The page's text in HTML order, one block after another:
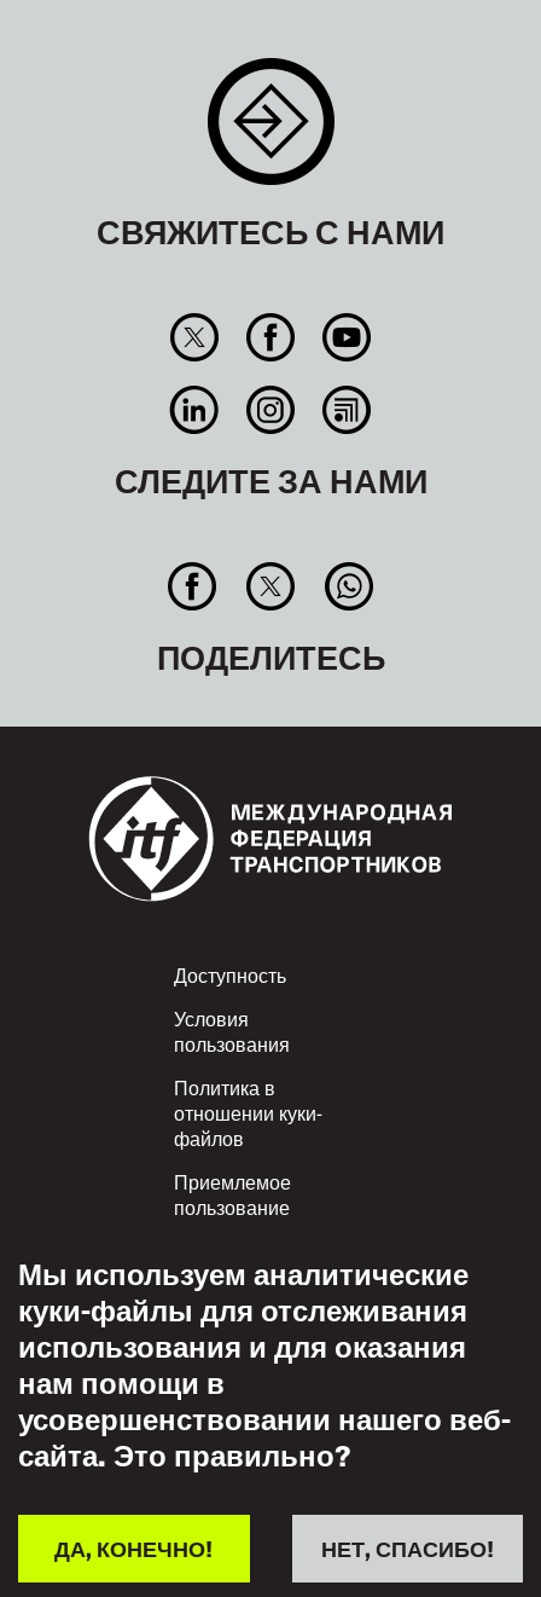
СВЯЖИТЕСЬ С НАМИ
СЛЕДИТЕ ЗА НАМИ
ПОДЕЛИТЕСЬ
Footer
Доступность
Условия
пользования
Политика в
отношении куки-
файлов
Приемлемое
пользование
конфиденциальности
Политика взаимного
уважения
Мы используем аналитические
куки-файлы для отслеживания
использования и для оказания
нам помощи в
усовершенствовании нашего веб-
сайта. Это правильно?
НЕТ, СПАСИБО!
ДА, КОНЕЧНО!